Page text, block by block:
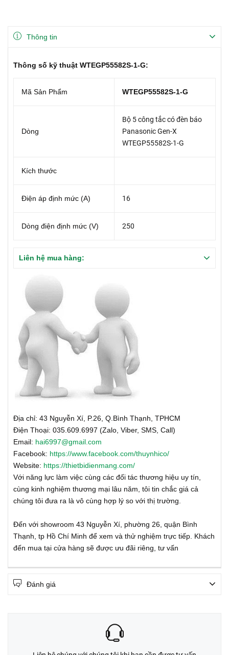
Thông tin
Thông số kỹ thuật WTEGP55582S-1-G:
Mã Sản Phẩm WTEGP55582S-1-G
Dòng
Bộ 5 công tắc có đèn báo
Panasonic Gen-X
WTEGP55582S-1-G
Kích thước
Điện áp định mức (A) 16
Dòng điện định mức (V) 250
Liên hệ mua hàng:
Địa chỉ: 43 Nguyễn Xí, P.26, Q.Bình Thạnh, TPHCM
Điện Thoại: 035.609.6997 (Zalo, Viber, SMS, Call)
Email: hai6997@gmail.com
Facebook: https://www.facebook.com/thuynhico/
Website: https://thietbidienmang.com/
Với năng lực làm việc cùng các đối tác thương hiệu uy tín,
cùng kinh nghiệm thương mại lâu năm, tôi tin chắc giá cả
chúng tôi đưa ra là vô cùng hợp lý so với thị trường.
Đến với showroom 43 Nguyễn Xí, phường 26, quận Bình
Thạnh, tp Hồ Chí Minh để xem và thử nghiệm trực tiếp. Khách
đến mua tại cửa hàng sẽ được ưu đãi riêng, tư vấn
Đánh giá